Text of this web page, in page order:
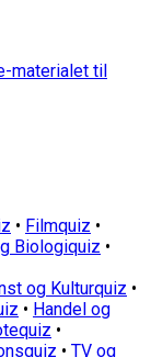
materialet til
• Filmquiz •
Biologiquiz •
og Kulturquiz •
• Handel og
•
• TV og